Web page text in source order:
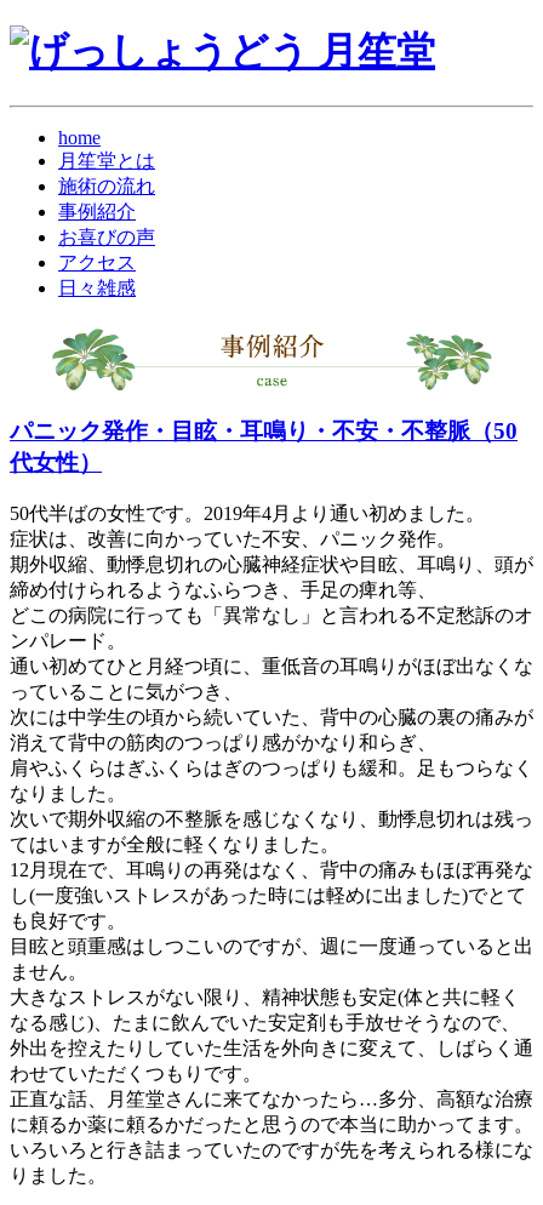
home
月笙堂とは
施術の流れ
事例紹介
お喜びの声
アクセス
日々雑感
パニック発作・目眩・耳鳴り・不安・不整脈（50
代女性）
50代半ばの女性です。2019年4月より通い初めました。
症状は、改善に向かっていた不安、パニック発作。
期外収縮、動悸息切れの心臓神経症状や目眩、耳鳴り、頭が
締め付けられるようなふらつき、手足の痺れ等、
どこの病院に行っても「異常なし」と言われる不定愁訴のオ
ンパレード。
通い初めてひと月経つ頃に、重低音の耳鳴りがほぼ出なくな
っていることに気がつき、
次には中学生の頃から続いていた、背中の心臓の裏の痛みが
消えて背中の筋肉のつっぱり感がかなり和らぎ、
肩やふくらはぎふくらはぎのつっぱりも緩和。足もつらなく
なりました。
次いで期外収縮の不整脈を感じなくなり、動悸息切れは残っ
てはいますが全般に軽くなりました。
12月現在で、耳鳴りの再発はなく、背中の痛みもほぼ再発な
し(一度強いストレスがあった時には軽めに出ました)でとて
も良好です。
目眩と頭重感はしつこいのですが、週に一度通っていると出
ません。
大きなストレスがない限り、精神状態も安定(体と共に軽く
なる感じ)、たまに飲んでいた安定剤も手放せそうなので、
外出を控えたりしていた生活を外向きに変えて、しばらく通
わせていただくつもりです。
正直な話、月笙堂さんに来てなかったら…多分、高額な治療
に頼るか薬に頼るかだったと思うので本当に助かってます。
いろいろと行き詰まっていたのですが先を考えられる様にな
りました。